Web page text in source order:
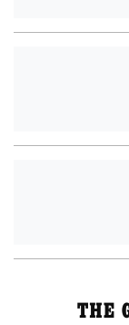
THE